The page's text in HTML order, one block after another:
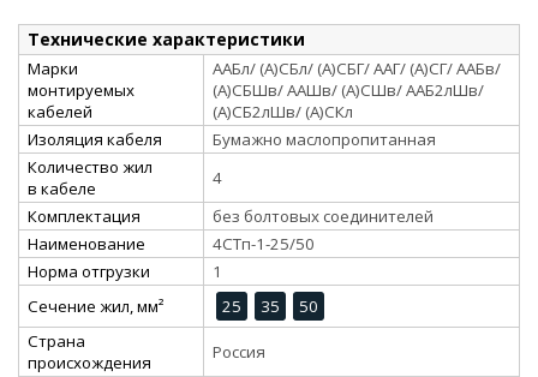
Технические характеристики
Марки
монтируемых
кабелей
ААБл/ (А)СБл/ (А)СБГ/ ААГ/ (А)СГ/ ААБв/
(А)СБШв/ ААШв/ (А)СШв/ ААБ2лШв/
(А)СБ2лШв/ (А)СКл
Изоляция кабеля
Бумажно маслопропитанная
Количество жил
в кабеле
4
Комплектация
без болтовых соединителей
Наименование
4СТп-1-25/50
Норма отгрузки
1
Сечение жил, мм²
25 35
50
Страна
происхождения
Россия